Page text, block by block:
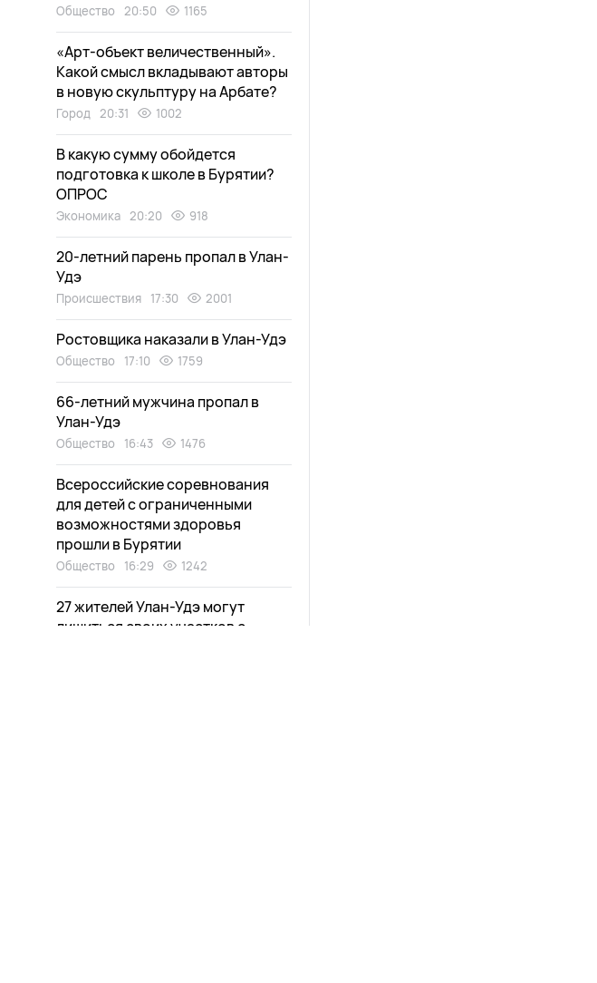
Общество 20:50 1165
«Арт-объект величественный».
Какой смысл вкладывают авторы
в новую скульптуру на Арбате?
Город 20:31 1002
В какую сумму обойдется
подготовка к школе в Бурятии?
ОПРОС
Экономика 20:20 918
20-летний парень пропал в Улан-
Удэ
Происшествия 17:30 2001
Ростовщика наказали в Улан-Удэ
Общество 17:10 1759
66-летний мужчина пропал в
Улан-Удэ
Общество 16:43 1476
Всероссийские соревнования
для детей с ограниченными
возможностями здоровья
прошли в Бурятии
Общество 16:29 1242
27 жителей Улан-Удэ могут
лишиться своих участков с